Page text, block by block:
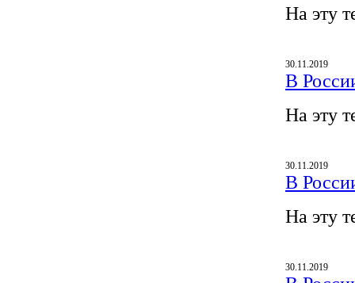
На эту
30.11.2019
В
На эту
30.11.2019
В
На эту
30.11.2019